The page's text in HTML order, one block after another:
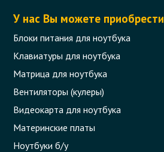
У нас Вы можете приобрести
Блоки питания для ноутбука
Клавиатуры для ноутбука
Матрица для ноутбука
Вентиляторы (кулеры)
Видеокарта для ноутбука
Материнские платы
Ноутбуки б/у